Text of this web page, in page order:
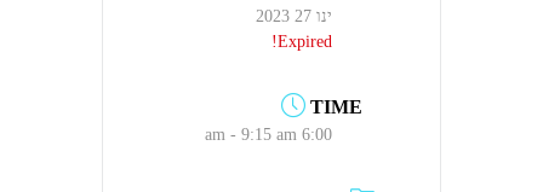
ינו 27 2023
Expired!
TIME
6:00 am - 9:15 am